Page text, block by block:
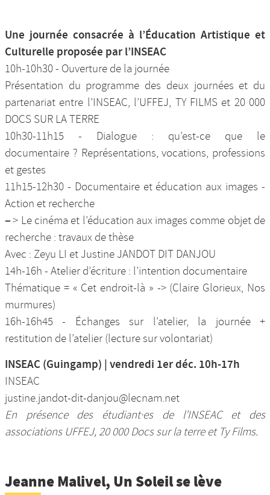
Une journée consacrée à l’Éducation Artistique et
Culturelle proposée par l’INSEAC
10h-10h30 - Ouverture de la journée
Présentation du programme des deux journées et du
partenariat entre l’INSEAC, l’UFFEJ, TY FILMS et 20 000
DOCS SUR LA TERRE
10h30-11h15 - Dialogue : qu’est-ce que le
documentaire ? Représentations, vocations, professions
et gestes
11h15-12h30 - Documentaire et éducation aux images -
Action et recherche
–> Le cinéma et l’éducation aux images comme objet de
recherche : travaux de thèse
Avec : Zeyu LI et Justine JANDOT DIT DANJOU
14h-16h - Atelier d’écriture : l’intention documentaire
Thématique = « Cet endroit-là » -> (Claire Glorieux, Nos
murmures)
16h-16h45 - Échanges sur l’atelier, la journée +
restitution de l’atelier (lecture sur volontariat)
INSEAC (Guingamp) | vendredi 1er déc. 10h-17h
INSEAC
justine.jandot-dit-danjou@lecnam.net
En présence des étudiant·es de l’INSEAC et des
associations UFFEJ, 20 000 Docs sur la terre et Ty Films.
Jeanne Malivel, Un Soleil se lève